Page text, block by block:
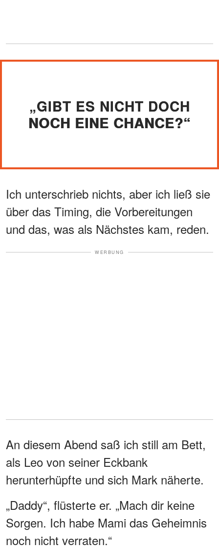
„GIBT ES NICHT DOCH
NOCH EINE CHANCE?“
Ich unterschrieb nichts, aber ich ließ sie
über das Timing, die Vorbereitungen
und das, was als Nächstes kam, reden.
WERBUNG
An diesem Abend saß ich still am Bett,
als Leo von seiner Eckbank
herunterhüpfte und sich Mark näherte.
„Daddy“, flüsterte er. „Mach dir keine
Sorgen. Ich habe Mami das Geheimnis
noch nicht verraten.“